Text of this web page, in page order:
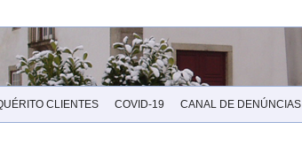
CLIENTES COVID-19 CANAL DE DENÚNCIAS